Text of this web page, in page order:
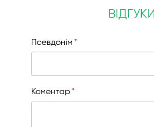
ВІДГУКИ
Псевдонім
Коментар